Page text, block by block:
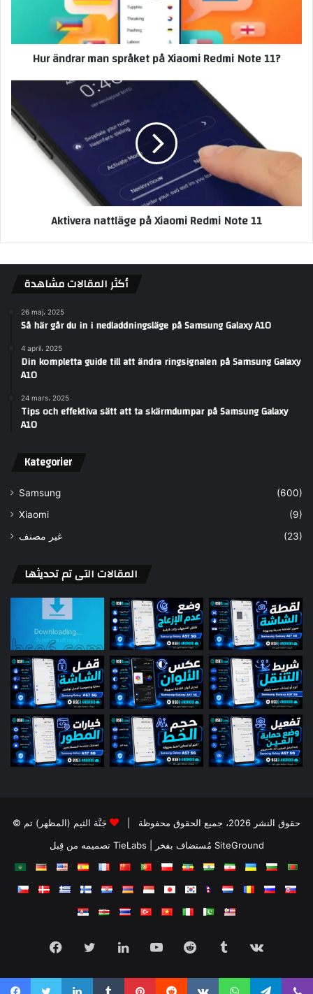
Hur ändrar man språket på Xiaomi Redmi Note 11?
Aktivera nattläge på Xiaomi Redmi Note 11
أكثر المقالات مشاهدة
26 maj، 2025
Så här går du in i nedladdningsläge på Samsung Galaxy A10
4 april، 2025
Din kompletta guide till att ändra ringsignalen på Samsung Galaxy
A10
24 mars، 2025
Tips och effektiva sätt att ta skärmdumpar på Samsung Galaxy
A10
Kategorier
Samsung
(600)
Xiaomi
(9)
غير مصنف
(23)
المقالات التى تم تحديثها
© حقوق النشر 2026، جميع الحقوق محفوظة |
جَنَّة الثيم (المظهر) تم
تصميمه من قِبل TieLabs
SiteGround
Facebook
TwitterLinkedInYouTubeRedditTumblr